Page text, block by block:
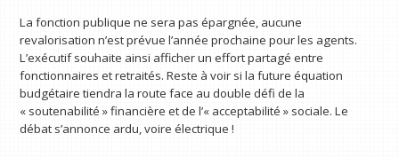
La fonction publique ne sera pas épargnée, aucune
revalorisation n’est prévue l’année prochaine pour les agents.
L’exécutif souhaite ainsi afficher un effort partagé entre
fonctionnaires et retraités. Reste à voir si la future équation
budgétaire tiendra la route face au double défi de la
« soutenabilité » financière et de l’« acceptabilité » sociale. Le
débat s’annonce ardu, voire électrique !